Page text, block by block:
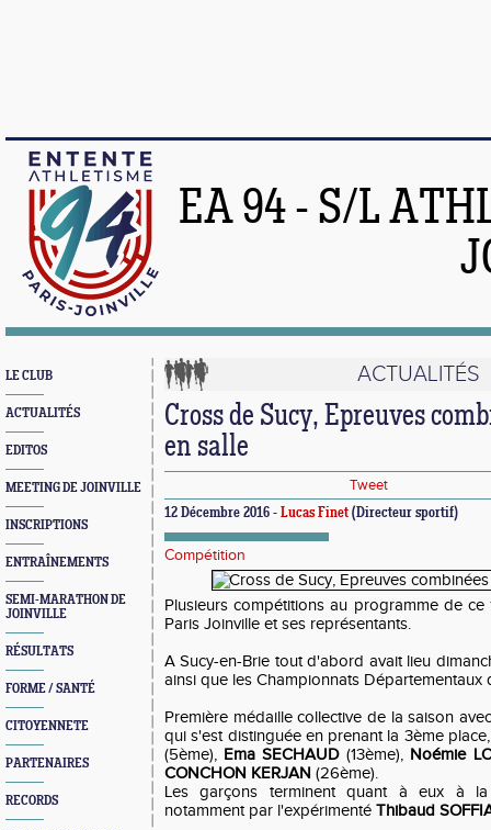
EA 94 - S/L
LE CLUB
ACTUALITÉS
EDITOS
MEETING DE JOINVILLE
INSCRIPTIONS
ENTRAÎNEMENTS
SEMI-MARATHON DE
JOINVILLE
RÉSULTATS
FORME / SANTÉ
CITOYENNETE
PARTENAIRES
RECORDS
ACTUALITÉS
Cross de Sucy, Epreuves
en salle
Tweet
12 Décembre 2016 - Lucas Finet (Directeur sportif)
Compétition
Plusieurs compétitions au programme de ce
Paris Joinville et ses représentants.
A Sucy-en-Brie tout d'abord avait lieu
ainsi que les Championnats Départementaux
Première médaille collective de la saison
qui s'est distinguée en prenant la 3ème
(5ème), Ema SECHAUD (13ème), Noémie
CONCHON KERJAN (26ème).
Les garçons terminent quant à eux à la
notamment par l'expérimenté Thibaud